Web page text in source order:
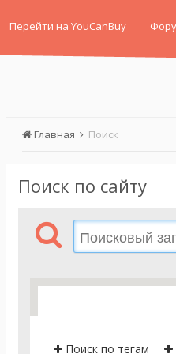
Перейти на YouCanBuy
Главная Поиск
Поиск по сайту
Поиск по тегам